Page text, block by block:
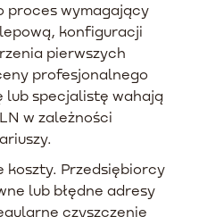
proces wymagający
konfiguracji
pierwszych
profesjonalnego
lub specjalistę wahają
w zależności
koszty. Przedsiębiorcy
lub błędne adresy
czyszczenie